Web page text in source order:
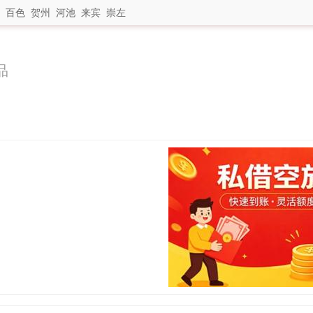
百色 贺州 河池 来宾 崇左